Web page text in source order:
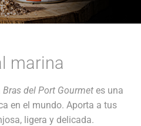
marina
Bras del Port Gourmet es una
en el mundo. Aporta a tus
ligera y delicada.